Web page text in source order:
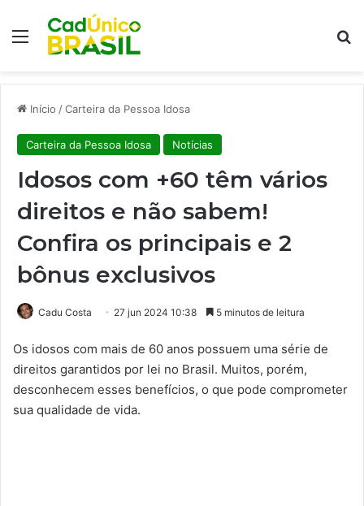
Menu
Início /Carteira da Pessoa Idosa
Carteira da Pessoa Idosa Notícias
Idosos com +60 têm vários
direitos e não sabem!
Confira os principais e 2
bônus exclusivos
Cadu Costa 27 jun 2024 10:38 5 minutos de leitura
Os idosos com mais de 60 anos possuem uma série de
direitos garantidos por lei no Brasil. Muitos, porém,
desconhecem esses benefícios, o que pode comprometer
sua qualidade de vida.